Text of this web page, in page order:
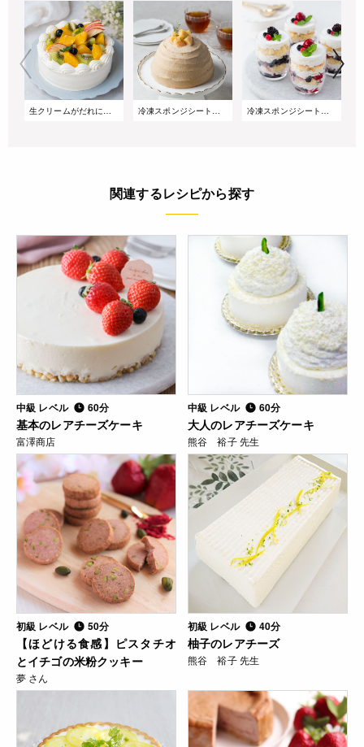
生クリームがだれにくい!サマーショートケーキ 冷凍スポンジシートで簡単!桃とアールグレイのズコットケーキ 冷凍スポンジシートで簡単!重ねるだけのベリーグラスケーキ
関連するレシピから探す
中級 レベル 60分
基本のレアチーズケーキ
富澤商店
中級 レベル 60分
大人のレアチーズケーキ
熊谷 裕子 先生
初級 レベル 50分
【ほどける食感】ピスタチオ
とイチゴの米粉クッキー
夢 さん
初級 レベル 40分
柚子のレアチーズ
熊谷 裕子 先生